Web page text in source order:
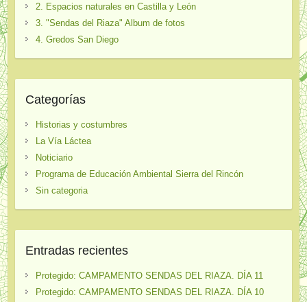
2. Espacios naturales en Castilla y León
3. "Sendas del Riaza" Album de fotos
4. Gredos San Diego
Categorías
Historias y costumbres
La Vía Láctea
Noticiario
Programa de Educación Ambiental Sierra del Rincón
Sin categoria
Entradas recientes
Protegido: CAMPAMENTO SENDAS DEL RIAZA. DÍA 11
Protegido: CAMPAMENTO SENDAS DEL RIAZA. DÍA 10